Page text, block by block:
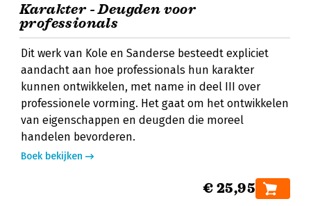
Karakter - Deugden voor
professionals
Dit werk van Kole en Sanderse besteedt expliciet
aandacht aan hoe professionals hun karakter
kunnen ontwikkelen, met name in deel III over
professionele vorming. Het gaat om het ontwikkelen
van eigenschappen en deugden die moreel
handelen bevorderen.
Boek bekijken
€ 25,95